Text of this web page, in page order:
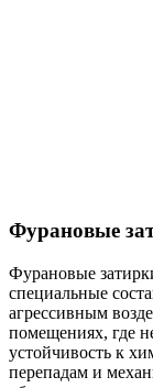
Фурановые
Фурановые
специальные
агрессивным
помещениях, где
устойчивость к
перепадам и